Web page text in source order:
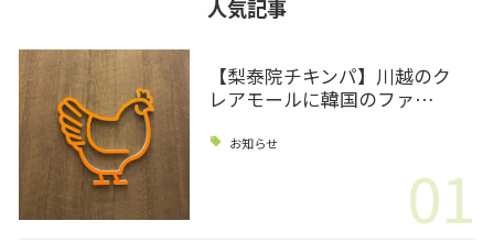
人気記事
【梨泰院チキンパ】川越のク
レアモールに韓国のファ…
お知らせ
01